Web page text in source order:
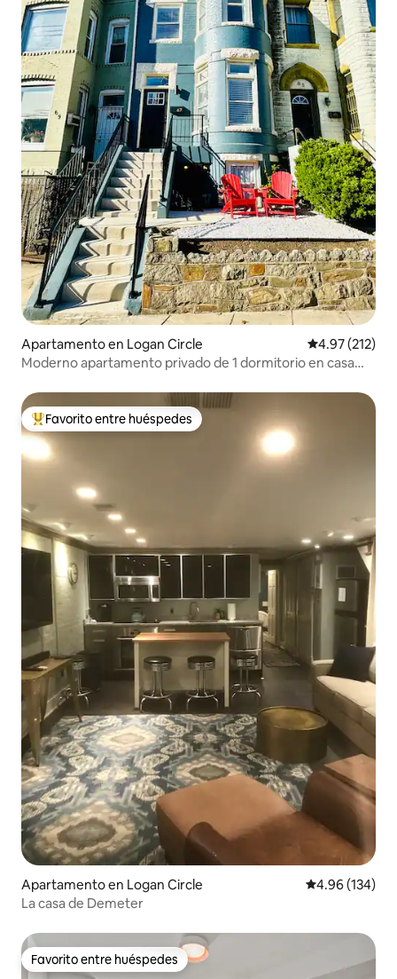
Apartamento en Logan Circle Calificación
4.97 (212)
Moderno apartamento privado de 1 dormitorio en casa
Favorito entre huéspedes preferido
Favorito entre huéspedes
Apartamento en Logan Circle Calificación
4.96 (134)
La casa de Demeter
Favorito entre huéspedes
Favorito entre huéspedes